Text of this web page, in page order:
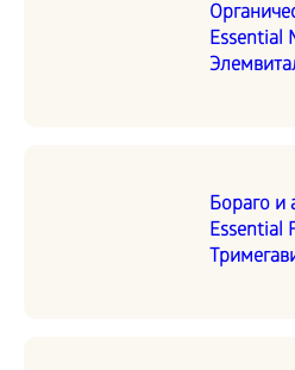
Essential
Бораго и
Essential